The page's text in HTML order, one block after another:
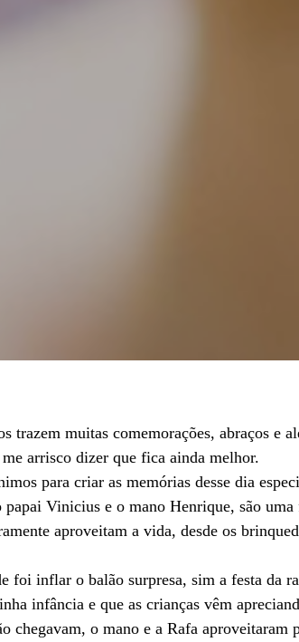
trazem muitas comemorações, abraços e
arrisco dizer que fica ainda melhor.
para criar as memórias desse dia
Vinicius e o mano Henrique, são uma
aproveitam a vida, desde os
foi inflar o balão surpresa, sim a festa da
infância e que as crianças vêm
chegavam, o mano e a Rafa aproveitaram